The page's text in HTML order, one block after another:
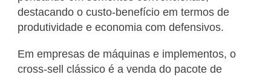
destacando o custo-benefício em termos de
produtividade e economia com defensivos.
Em empresas de máquinas e implementos, o
cross-sell clássico é a venda do pacote de